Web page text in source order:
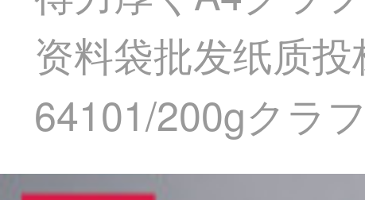
资料袋批发纸质
64101/200gクラ